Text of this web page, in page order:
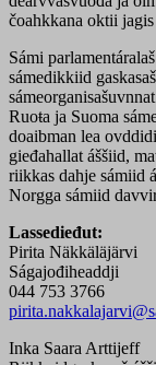
čoahkkana oktii
Sámi
sámedikkiid
Ruoŧa ja Suoma
doaibman lea
gieđahallat áššiid,
riikkas dahje sámiid
Norgga sámiid
Lassedieđut:
Pirita Näkkäläjärvi
Ságajođiheaddji
044 753 3766
Inka Saara Arttijeff